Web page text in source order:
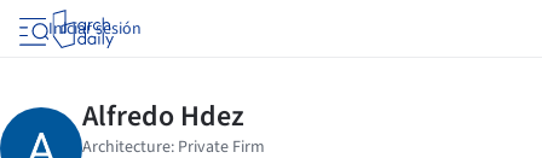
Iniciar sesión